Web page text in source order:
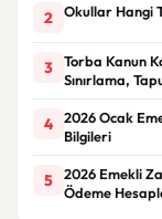
2 Okullar Hangi
3
Torba Kanun
Sınırlama,
4
2026 Ocak
Bilgileri
5
2026 Emekli
Ödeme